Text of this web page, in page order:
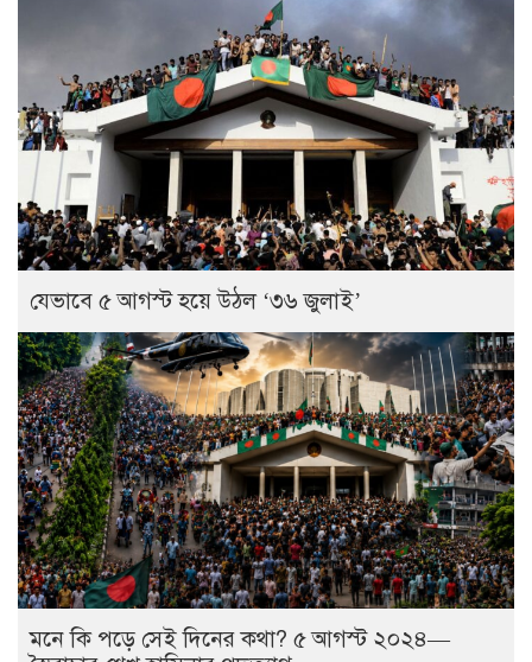
যেভাবে ৫ আগস্ট হয়ে উঠল ‘৩৬ জুলাই’
মনে কি পড়ে সেই দিনের কথা? ৫ আগস্ট ২০২৪—